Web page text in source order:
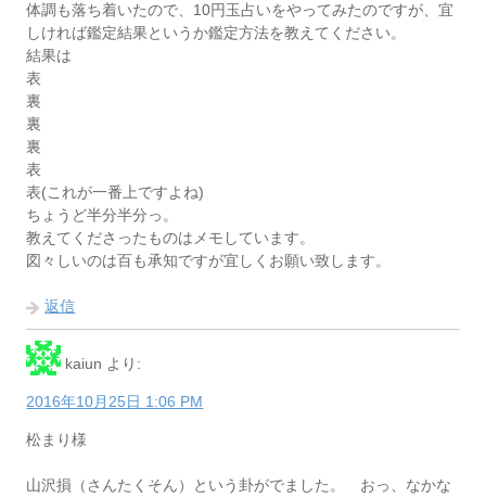
体調も落ち着いたので、10円玉占いをやってみたのですが、宜
しければ鑑定結果というか鑑定方法を教えてください。
結果は
表
裏
裏
裏
表
表(これが一番上ですよね)
ちょうど半分半分っ。
教えてくださったものはメモしています。
図々しいのは百も承知ですが宜しくお願い致します。
返信
kaiun より:
2016年10月25日 1:06 PM
松まり様
山沢損（さんたくそん）という卦がでました。 おっ、なかな